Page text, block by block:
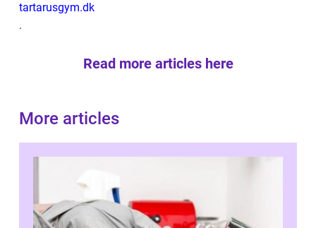
tartarusgym.dk
.
Read more articles here
More articles